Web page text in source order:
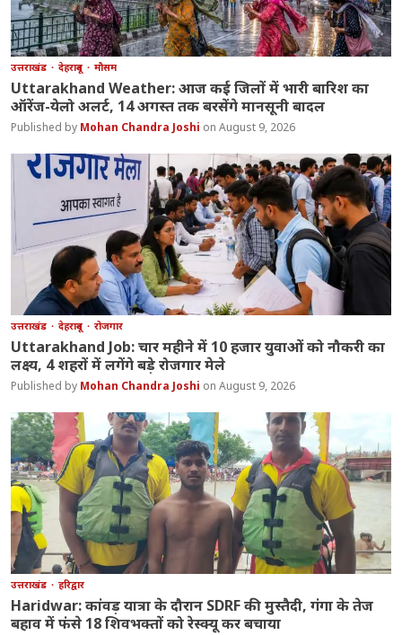
उत्तराखंड देहरादून मौसम
Uttarakhand Weather: आज कई जिलों में भारी बारिश का
ऑरेंज-येलो अलर्ट, 14 अगस्त तक बरसेंगे मानसूनी बादल
Mohan Chandra Joshi August 9, 2026
उत्तराखंड देहरादून रोजगार
Uttarakhand Job: चार महीने में 10 हजार युवाओं को नौकरी का
लक्ष्य, 4 शहरों में लगेंगे बड़े रोजगार मेले
Mohan Chandra Joshi August 9, 2026
उत्तराखंड हरिद्वार
Haridwar: कांवड़ यात्रा के दौरान SDRF की मुस्तैदी, गंगा के तेज
बहाव में फंसे 18 शिवभक्तों को रेस्क्यू कर बचाया